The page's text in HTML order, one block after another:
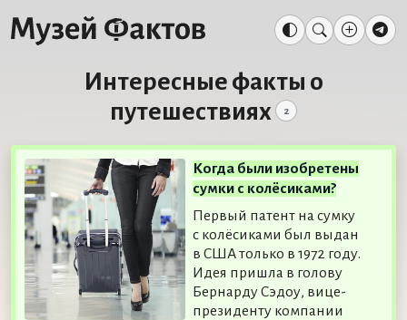
Интересные факты о
путешествиях
2
Когда были изобретены
сумки с колёсиками?
Первый патент на сумку
с колёсиками был выдан
в США только в 1972 году.
Идея пришла в голову
Бернарду Сэдоу, вице-
президенту компании